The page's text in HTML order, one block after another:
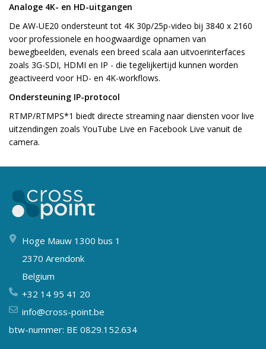
Analoge 4K- en HD-uitgangen
De AW-UE20 ondersteunt tot 4K 30p/25p-video bij 3840 x 2160
voor professionele en hoogwaardige opnamen van
bewegbeelden, evenals een breed scala aan uitvoerinterfaces
zoals 3G-SDI, HDMI en IP - die tegelijkertijd kunnen worden
geactiveerd voor HD- en 4K-workflows.
Ondersteuning IP-protocol
RTMP/RTMPS*1 biedt directe streaming naar diensten voor live
uitzendingen zoals YouTube Live en Facebook Live vanuit de
camera.
Hoge Mauw 1300 bus 1
2370 Arendonk
Belgium
+32 14 95 41 20
info@cross-point.be
btw-nummer: BE 0829.152.634